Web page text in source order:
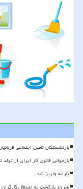
بازنشستگان تأمین اجتماعی
بازخوانی قانون کار ایران از
یارانه واریز شد